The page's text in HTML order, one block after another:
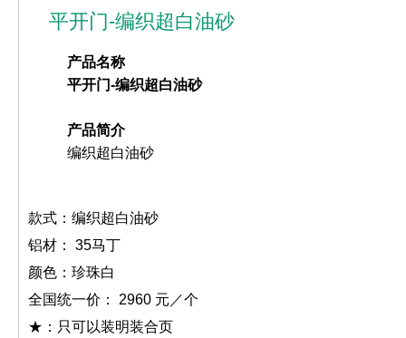
平开门-编织超白油砂
产品名称
平开门-编织超白油砂
产品简介
编织超白油砂
款式：编织超白油砂
铝材： 35马丁
颜色：珍珠白
全国统一价： 2960 元／个
★：只可以装明装合页